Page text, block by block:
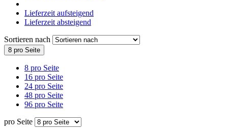
Lieferzeit aufsteigend
Lieferzeit absteigend
Sortieren nach
8 pro Seite
8 pro Seite
16 pro Seite
24 pro Seite
48 pro Seite
96 pro Seite
pro Seite